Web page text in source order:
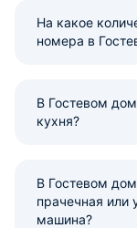
На какое
номера в
В Гостевом
кухня?
В Гостевом
прачечная или
машина?